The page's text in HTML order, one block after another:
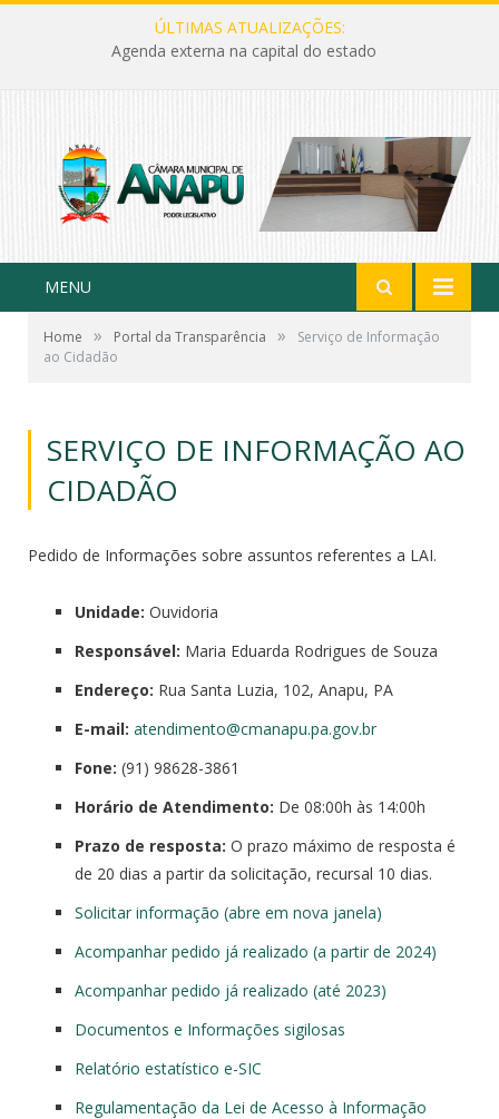
ÚLTIMAS ATUALIZAÇÕES:
Agenda externa na capital do estado
MENU
Home » Portal da Transparência »
Serviço de Informação
ao Cidadão
SERVIÇO DE INFORMAÇÃO AO
CIDADÃO
Pedido de Informações sobre assuntos referentes a LAI.
Unidade: Ouvidoria
Responsável: Maria Eduarda Rodrigues de Souza
Endereço: Rua Santa Luzia, 102, Anapu, PA
E-mail: atendimento@cmanapu.pa.gov.br
Fone: (91) 98628-3861
Horário de Atendimento: De 08:00h às 14:00h
Prazo de resposta: O prazo máximo de resposta é
de 20 dias a partir da solicitação, recursal 10 dias.
Solicitar informação (abre em nova janela)
Acompanhar pedido já realizado (a partir de 2024)
Acompanhar pedido já realizado (até 2023)
Documentos e Informações sigilosas
Relatório estatístico e-SIC
Regulamentação da Lei de Acesso à Informação